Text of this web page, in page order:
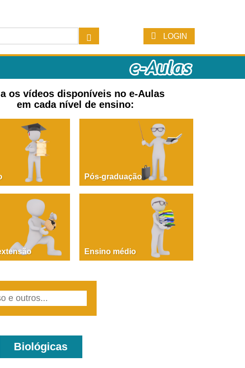
LOGIN
PAOLA GIUSTINA BACCIN
Dire, fare, partire! Aula 1 – parte 1
os vídeos disponíveis no e-Aulas
em cada nível de ensino:
Pós-graduação
Ensino médio
Biológicas